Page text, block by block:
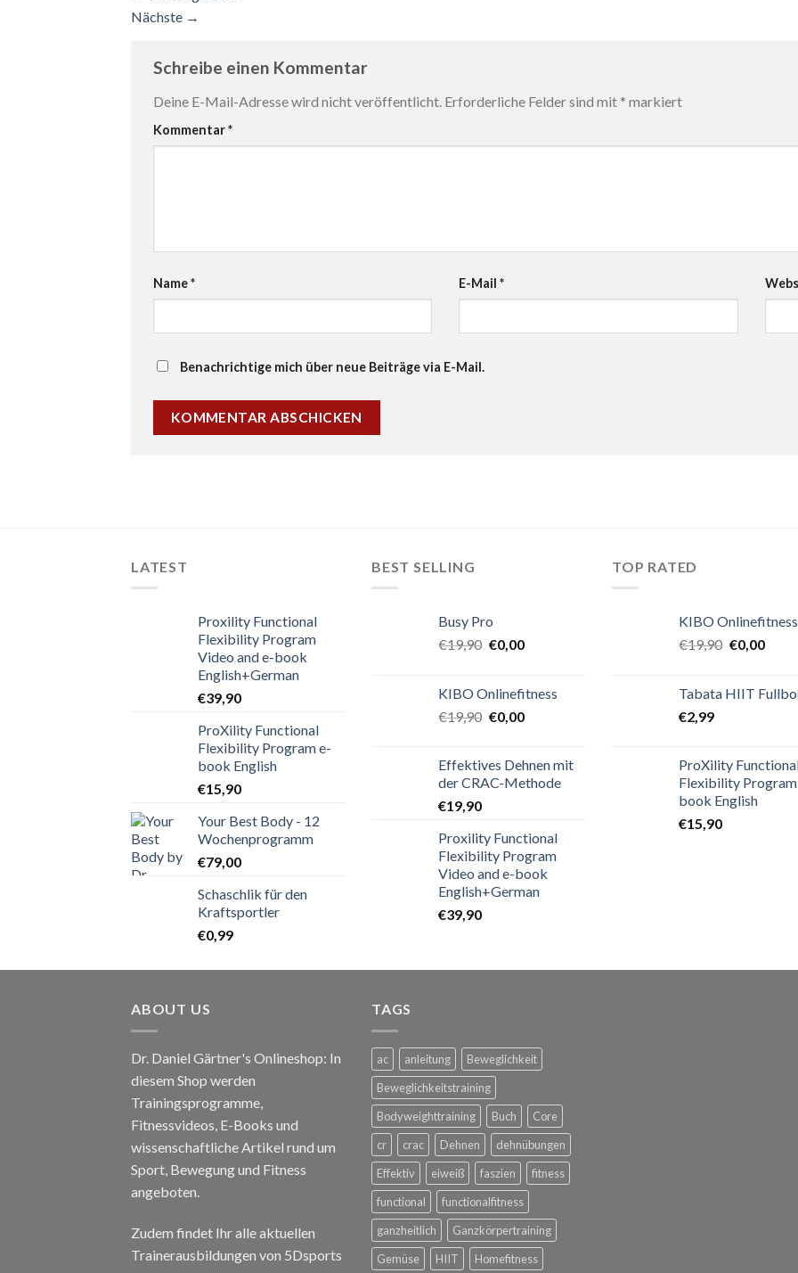
Nächste →
Schreibe einen Kommentar
Deine E-Mail-Adresse wird nicht veröffentlicht. Erforderliche Felder sind mit * markiert
Kommentar*
Name* E-Mail*
Benachrichtige mich über neue Beiträge via E-Mail.
LATEST
Proxility Functional
Flexibility Program
Video and e-book
English+German
€39,90
ProXility Functional
Flexibility Program e-
book English
€15,90
Your Best Body - 12
Wochenprogramm
€79,00
Schaschlik für den
Kraftsportler
€0,99
BEST SELLING
Busy Pro
€19,90 €0,00
KIBO Onlinefitness
€19,90 €0,00
Effektives Dehnen mit
der CRAC-Methode
€19,90
Proxility Functional
Flexibility Program
Video and e-book
English+German
€39,90
TOP RATED
KIBO Onlinefitness
€19,90 €0,00
Tabata HIIT
€2,99
ProXility
Flexibility
book English
€15,90
ABOUT US
Dr. Daniel Gärtner's Onlineshop: In
diesem Shop werden
Trainingsprogramme,
Fitnessvideos, E-Books und
wissenschaftliche Artikel rund um
Sport, Bewegung und Fitness
angeboten.
Zudem findet Ihr alle aktuellen
Trainerausbildungen von 5Dsports
TAGS
ac anleitung
Beweglichkeit
Beweglichkeitstraining
Bodyweighttraining
Buch
Core
cr
crac Dehnen
dehnübungen
Effektiv
eiweiß faszien
fitness
functional
functionalfitness
ganzheitlich
Ganzkörpertraining
Gemüse
HIIT Homefitness